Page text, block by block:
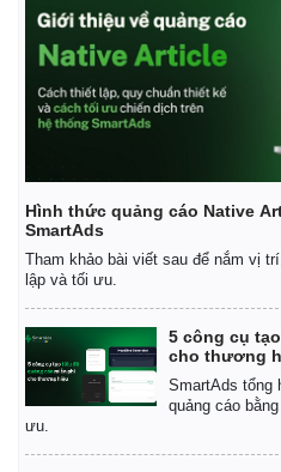
Hình thức quảng cáo Native
SmartAds
Tham khảo bài viết sau để nắm vị
lập và tối ưu.
5 công cụ
cho thương
SmartAds tổng
quảng cáo
ưu.